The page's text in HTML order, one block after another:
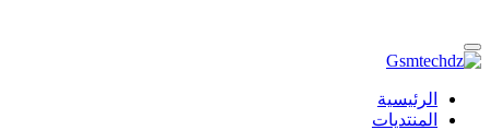
الرئيسية
المنتديات